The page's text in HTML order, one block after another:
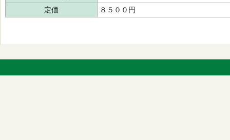
定価
８５００円